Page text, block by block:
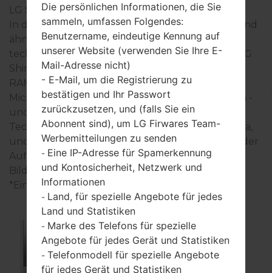
LG Shine TV
In der Regel, die Geräte der LG Shine TV- Serie sind
ähnlich im Aussehen und haben gemeinsame
technische Eigenschaften. Die Modellreihe der LG
Shine TV- Serie arbeitet auf der Basis des - - mit -
RAM hat. Interner Speicher - und unterstützt
MicroSD. Die Geräte der LG Shine TV- Seie haben -
und unterstützen Bluetooth -, auch gibt es die
Technologie GPS -. USB-Anschluss unterstützt Ja,
und auch -. In dieser Serie wird das Display - mit der
Auflösung 240 x 320 Pixel verwendet, der
Bildschirmtyp TFT.
*Einige Daten können variieren.
SB630
Die persönlichen Informationen, die Sie
sammeln, umfassen Folgendes:
Benutzername, eindeutige Kennung auf
unserer Website (verwenden Sie Ihre E-
Mail-Adresse nicht)
- E-Mail, um die Registrierung zu
bestätigen und Ihr Passwort
zurückzusetzen, und (falls Sie ein
Abonnent sind), um LG Firwares Team-
Werbemitteilungen zu senden
- Eine IP-Adresse für Spamerkennung
und Kontosicherheit, Netzwerk und
Informationen
- Land, für spezielle Angebote für jedes
Land und Statistiken
- Marke des Telefons für spezielle
Angebote für jedes Gerät und Statistiken
- Telefonmodell für spezielle Angebote
für jedes Gerät und Statistiken